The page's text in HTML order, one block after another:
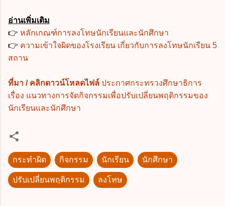
อ่านเพิ่มเติม
👉 หลักเกณฑ์การลงโทษนักเรียนและนักศึกษา
👉 ความเข้าใจผิดของโรงเรียน เกี่ยวกับการลงโทษนักเรียน 5
สถาน
ที่มา / คลิกดาวน์โหลดไฟล์ ประกาศกระทรวงศึกษาธิการ
เรื่อง แนวทางการจัดกิจกรรมเพื่อปรับเปลี่ยนพฤติกรรมของ
นักเรียนและนักศึกษา
กระทำผิด กิจกรรม นักเรียน นักศึกษา
ปรับเปลี่ยนพฤติกรรม ลงโทษ